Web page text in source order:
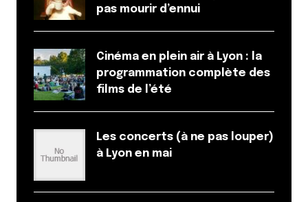
pas mourir d’ennui
Cinéma en plein air à Lyon : la
programmation complète des
films de l’été
Les concerts (à ne pas louper)
à Lyon en mai